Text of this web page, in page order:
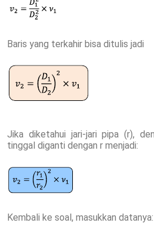
Baris yang terkahir bisa ditulis jadi
Jika diketahui jari-jari pipa (r),
tinggal diganti dengan r menjadi:
Kembali ke soal, masukkan datanya: